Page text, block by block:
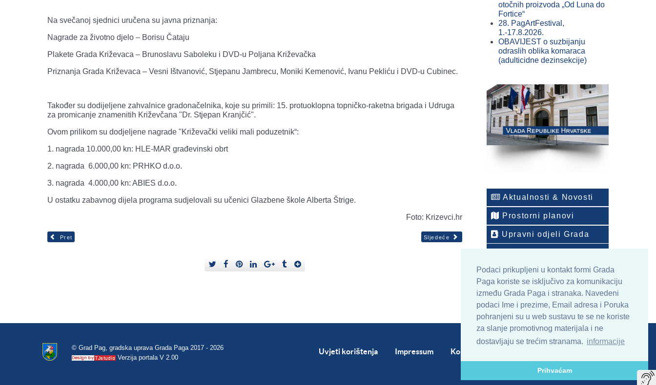
Podaci prikupljeni u kontakt formi Grada
Paga koriste se isključivo za komunikaciju
između Grada Paga i stranaka. Navedeni
podaci Ime i prezime, Email adresa i Poruka
pohranjeni su u web sustavu te se ne koriste
za slanje promotivnog materijala i ne
dostavljaju se trećim stranama. informacije
Prihvaćam
Na svečanoj sjednici uručena su javna priznanja:
Nagrade za životno djelo – Borisu Čataju
Plakete Grada Križevaca – Brunoslavu Saboleku i DVD-u Poljana Križevačka
Priznanja Grada Križevaca – Vesni Ištvanović, Stjepanu Jambrecu, Moniki Kemenović, Ivanu Pekliću i DVD-u Cubinec.
Također su dodijeljene zahvalnice gradonačelnika, koje su primili: 15. protuoklopna topničko-raketna brigada i Udruga
za promicanje znamenitih Križevčana "Dr. Stjepan Kranjčić".
Ovom prilikom su dodjeljene nagrade "Križevački veliki mali poduzetnik“:
1. nagrada 10.000,00 kn: HLE-MAR građevinski obrt
2. nagrada 6.000,00 kn: PRHKO d.o.o.
3. nagrada 4.000,00 kn: ABIES d.o.o.
U ostatku zabavnog dijela programa sudjelovali su učenici Glazbene škole Alberta Štrige.
Foto: Krizevci.hr
Pret Sljedeće
otočnih proizvoda „Od Luna do
Fortice“
28. PagArtFestival,
1.-17.8.2026.
OBAVIJEST o suzbijanju
odraslih oblika komaraca
(adulticidne dezinsekcije)
Aktualnosti & Novosti
Prostorni planovi
Upravni odjeli Grada
ONLINE arhiv sadržaja
© Grad Pag, gradska uprava Grada Paga 2017 - 2026
Verzija portala V 2.00
Uvjeti korištenja Impressum Kontakt